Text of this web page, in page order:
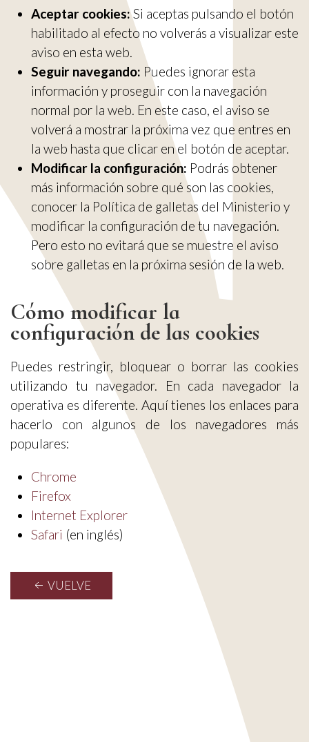
Aceptar cookies:Si aceptas pulsando el botón
habilitado al efecto no volverás a visualizar este
aviso en esta web.
Seguir navegando: Puedes ignorar esta
información y proseguir con la navegación
normal por la web. En este caso, el aviso se
volverá a mostrar la próxima vez que entres en
la web hasta que clicar en el botón de aceptar.
Modificar la configuración: Podrás obtener
más información sobre qué son las cookies,
conocer la Política de galletas del Ministerio y
modificar la configuración de tu navegación.
Pero esto no evitará que se muestre el aviso
sobre galletas en la próxima sesión de la web.
Cómo modificar la
configuración de las cookies
Puedes restringir, bloquear o borrar las cookies
utilizando tu navegador. En cada navegador la
operativa es diferente. Aquí tienes los enlaces para
hacerlo con algunos de los navegadores más
populares:
Chrome
Firefox
Internet Explorer
Safari (en inglés)
VUELVE